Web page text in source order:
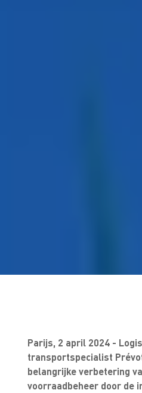
Parijs, 2 april 2024 -
transportspecialist
belangrijke verbetering
voorraadbeheer door de